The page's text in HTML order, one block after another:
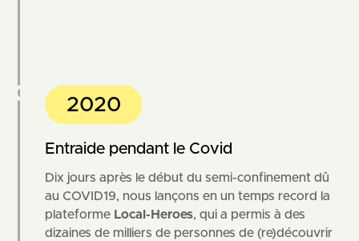
2020
Entraide pendant le Covid
Dix jours après le début du semi-confinement dû
au COVID19, nous lançons en un temps record la
plateforme Local-Heroes, qui a permis à des
dizaines de milliers de personnes de (re)découvrir